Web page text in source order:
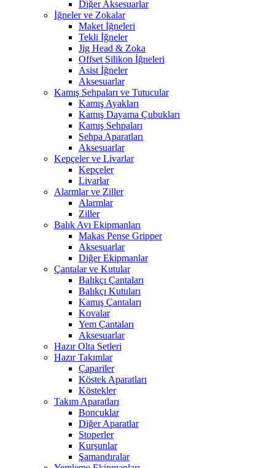
Diğer Aksesuarlar
İğneler ve Zokalar
Maket İğneleri
Tekli İğneler
Jig Head & Zoka
Offset Silikon İğneleri
Asist İğneler
Aksesuarlar
Kamış Sehpaları ve Tutucular
Kamış Ayakları
Kamış Dayama Çubukları
Kamış Sehpaları
Sehpa Aparatları
Aksesuarlar
Kepçeler ve Livarlar
Kepçeler
Livarlar
Alarmlar ve Ziller
Alarmlar
Ziller
Balık Avı Ekipmanları
Makas Pense Gripper
Aksesuarlar
Diğer Ekipmanlar
Çantalar ve Kutular
Balıkçı Çantaları
Balıkçı Kutuları
Kamış Çantaları
Kovalar
Yem Çantaları
Aksesuarlar
Hazır Olta Setleri
Hazır Takımlar
Çapariler
Köstek Aparatları
Köstekler
Takım Aparatları
Boncuklar
Diğer Aparatlar
Stoperler
Kurşunlar
Şamandıralar